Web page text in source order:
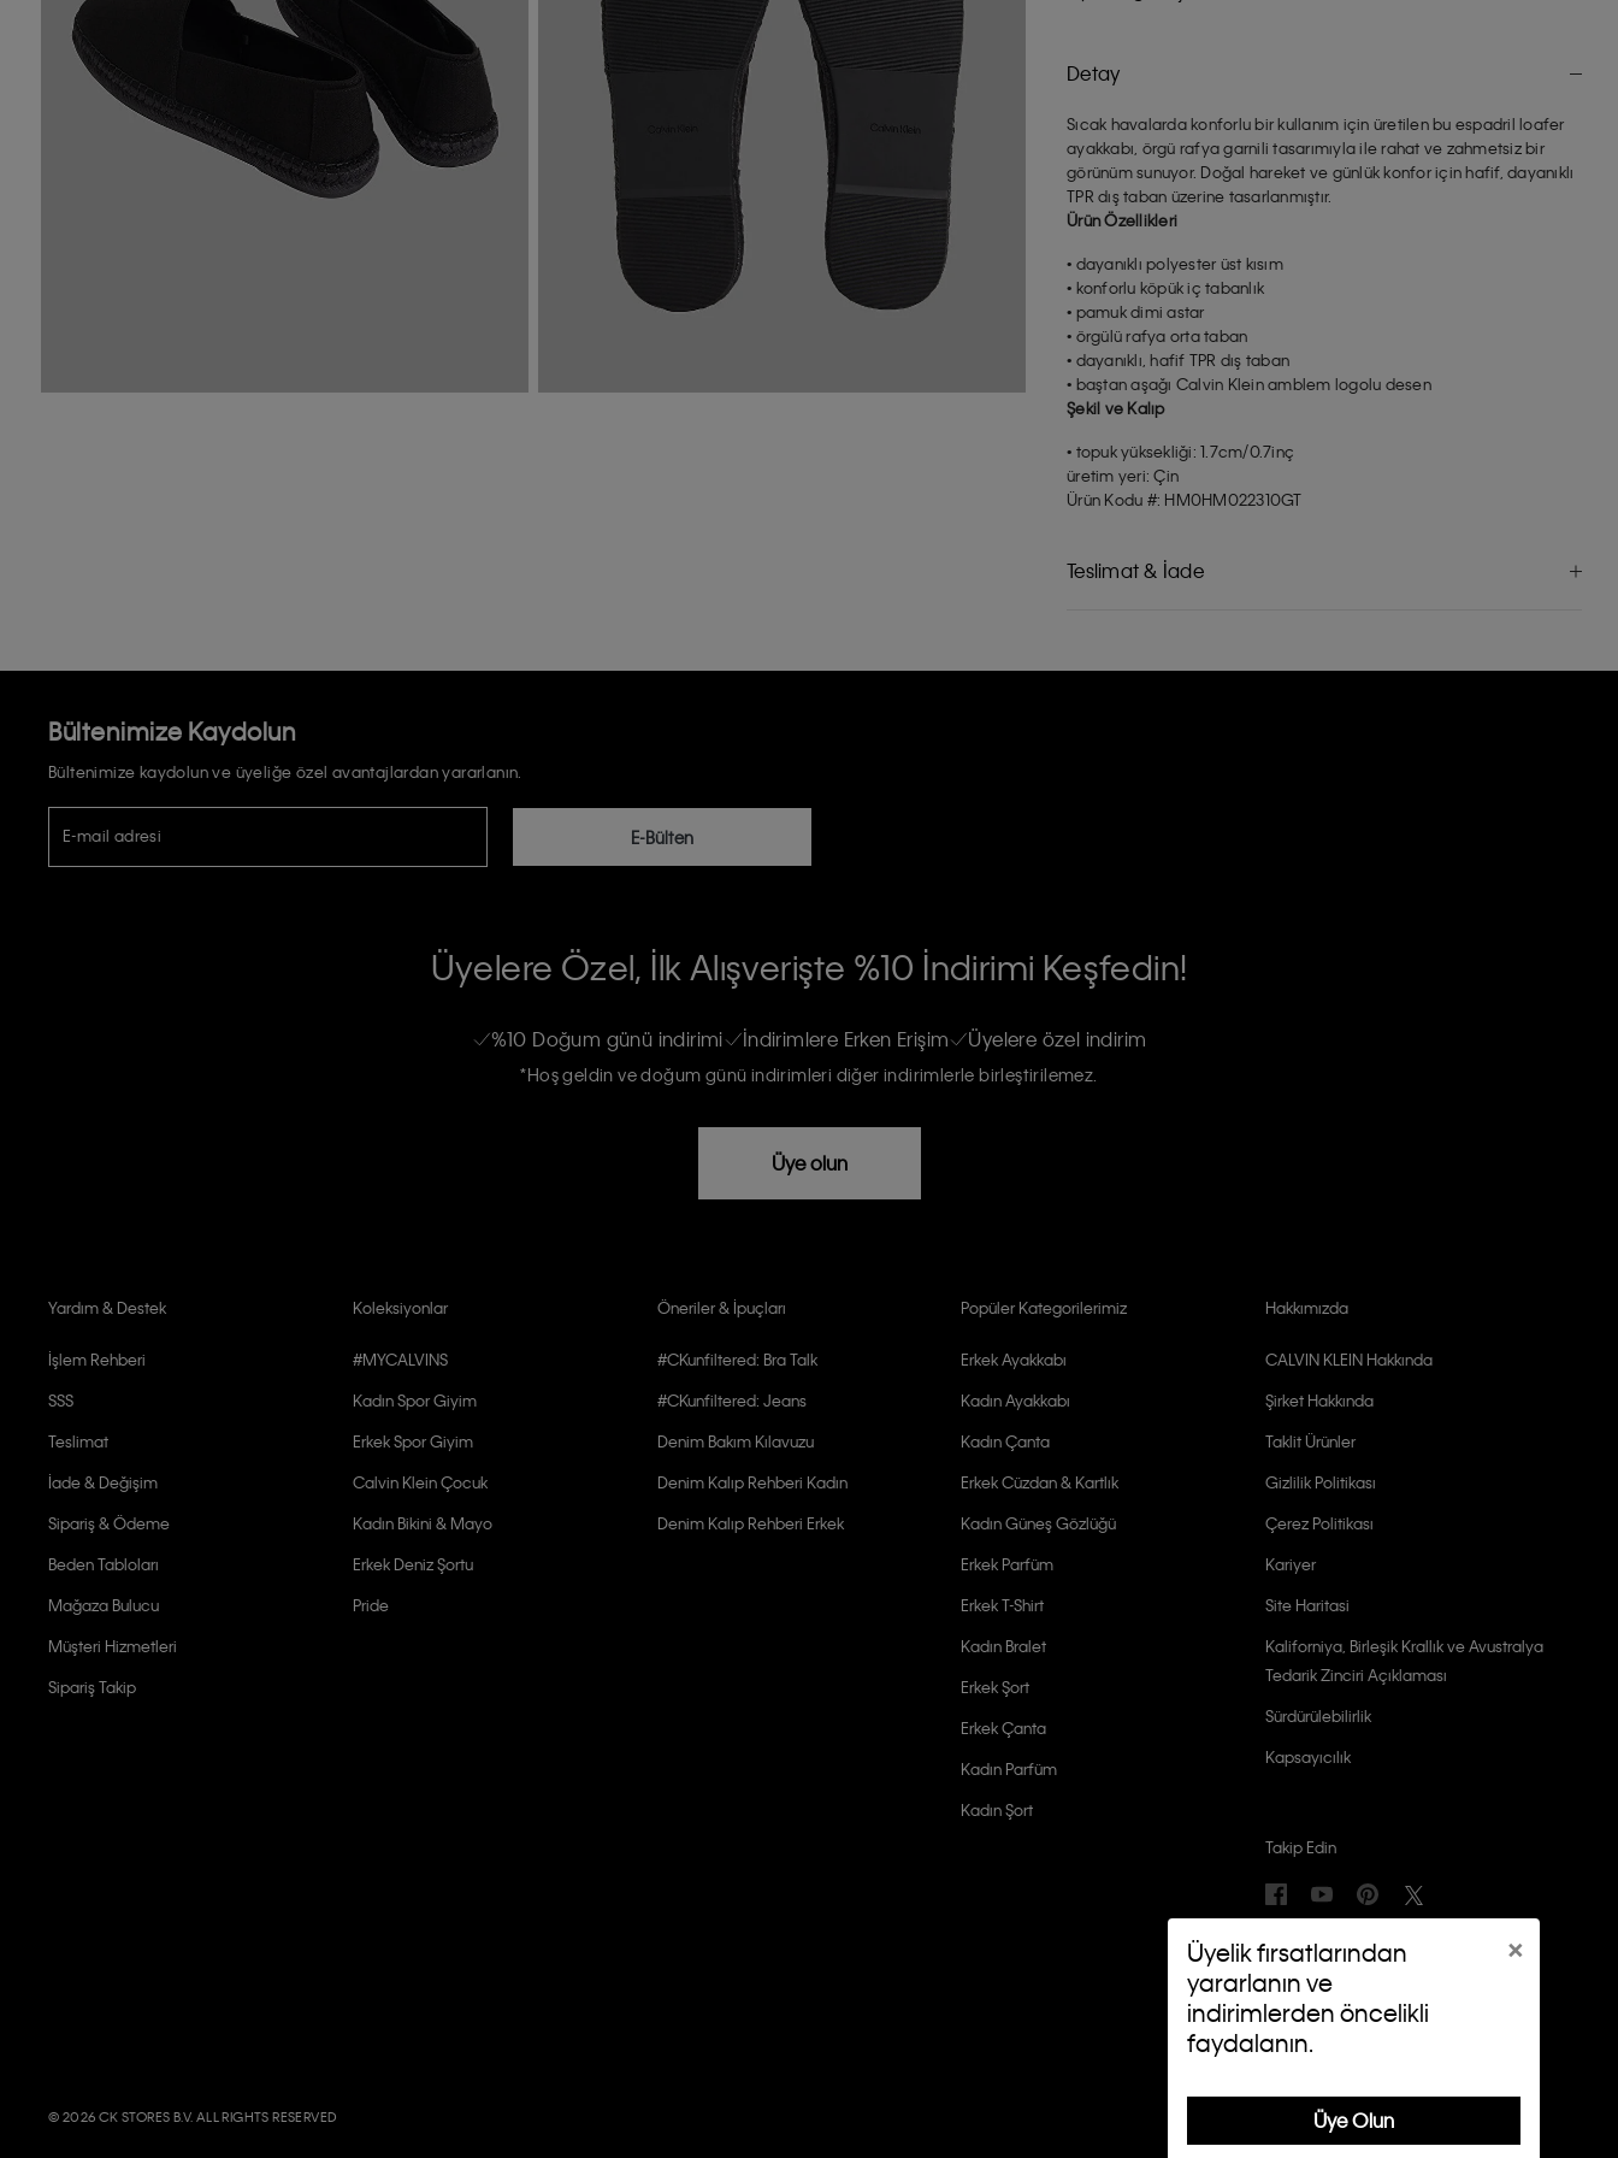
×
Üyelik fırsatlarından
yararlanın ve
indirimlerden öncelikli
faydalanın.
Üye Olun
Detay
Sıcak havalarda konforlu bir kullanım için üretilen bu espadril loafer
ayakkabı, örgü rafya garnili tasarımıyla ile rahat ve zahmetsiz bir
görünüm sunuyor. Doğal hareket ve günlük konfor için hafif, dayanıklı
TPR dış taban üzerine tasarlanmıştır.
Ürün Özellikleri
• dayanıklı polyester üst kısım
• konforlu köpük iç tabanlık
• pamuk dimi astar
• örgülü rafya orta taban
• dayanıklı, hafif TPR dış taban
• baştan aşağı Calvin Klein amblem logolu desen
Şekil ve Kalıp
• topuk yüksekliği: 1.7cm/0.7inç
üretim yeri: Çin
Ürün Kodu #: HM0HM022310GT
Teslimat & İade
Bültenimize Kaydolun
Bültenimize kaydolun ve üyeliğe özel avantajlardan yararlanın.
E-mail adresi E-Bülten
Calvin Klein e-bültenine abone olarak, kişisel verilerimin Calvin Klein tarafına gönderileceğinin ve güncel ürün,
Üyelere Özel, İlk Alışverişte %10 İndirimi Keşfedin!
%10 Doğum günü indirimi İndirimlere Erken Erişim Üyelere özel indirim
*Hoş geldin ve doğum günü indirimleri diğer indirimlerle birleştirilemez.
Üye olun
Yardım & Destek
İşlem Rehberi
SSS
Teslimat
İade & Değişim
Sipariş & Ödeme
Beden Tabloları
Mağaza Bulucu
Müşteri Hizmetleri
Sipariş Takip
Koleksiyonlar
#MYCALVINS
Kadın Spor Giyim
Erkek Spor Giyim
Calvin Klein Çocuk
Kadın Bikini & Mayo
Erkek Deniz Şortu
Pride
Öneriler & İpuçları
#CKunfiltered: Bra Talk
#CKunfiltered: Jeans
Denim Bakım Kılavuzu
Denim Kalıp Rehberi Kadın
Denim Kalıp Rehberi Erkek
Popüler Kategorilerimiz
Erkek Ayakkabı
Kadın Ayakkabı
Kadın Çanta
Erkek Cüzdan & Kartlık
Kadın Güneş Gözlüğü
Erkek Parfüm
Erkek T-Shirt
Kadın Bralet
Erkek Şort
Erkek Çanta
Kadın Parfüm
Kadın Şort
Hakkımızda
CALVIN KLEIN Hakkında
Şirket Hakkında
Taklit Ürünler
Gizlilik Politikası
Çerez Politikası
Kariyer
Site Haritasi
Kaliforniya, Birleşik Krallık ve Avustralya
Tedarik Zinciri Açıklaması
Sürdürülebilirlik
Kapsayıcılık
Takip Edin
© 2026 CK STORES B.V. ALL RIGHTS RESERVED